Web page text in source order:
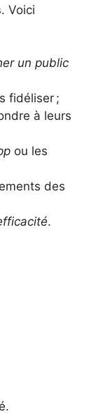
. Voici
un public
fidéliser ;
à leurs
ou les
des
.